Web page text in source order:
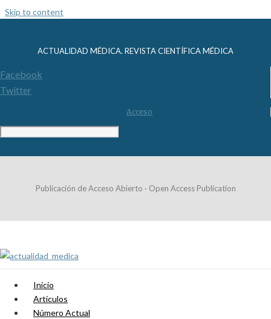
Skip to content
ACTUALIDAD MÉDICA. REVISTA CIENTÍFICA MÉDICA
Facebook
Twitter
Acceso
Publicación de Acceso Abierto · Open Access Publication
Inicio
Artículos
Número Actual